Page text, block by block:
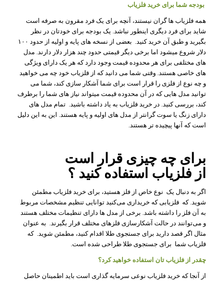
بودجه شما برای خرید فلزیاب
همه فلزیاب ها گران نیستند، آنچه برای یک فرد مقرون به صرفه است
شاید برای فرد دیگری اینطور نباشد. یک بودجه برای خودتان در نظر
بگیرید و طبق آن خرید کنید. بعضی از نسخه های پایه و اولیه از حدود ۱۰۰
دلار شروع میشود اما برخی دیگر قیمتی حدود چند هزار دلار دارند. مدل
های مختلفی برای هر محدوده قیمت وجود دارد که هر یک دارای ویژگی
های خاصی هستند. وقتی شما می دانید که از فلزیاب خود چه می خواهید
و چه نوع از فلزی را قرار است برای شما آشکار سازی کند، شما می
توانید مدل هایی که در آن محدوده قیمت میتواند نیاز های شما را برطرف
کند، بررسی کنید. در خرید فلزیاب به یاد داشته باشید. تمام مدل های
دارای زنگ یا سوت گرانتر از مدل های اولیه و پایه هستند. این به این دلیل
است که آنها پیچیده تر هستند.
برای چه چیزی قرار است
از فلزیاب استفاده کنید ؟
اگر به دنبال یک نوع خاص از فلز هستید، برای خرید فلزیاب مطمئن
شوید. که فلزیابی که خریداری می‌کنید توانایی تنظیم مشخصات مربوط
به آن فلز را داشته باشد. برخی از مدل ها دارای تنظیمات مختلف هستند
و می‌توانند در حالت آشکارسازی فلزهای مختلف قرار بگیرند. به عنوان
مثال اگر قصد دارید برای جستجوی طلا اقدام کنید، مطمئن شوید. که
فلزیاب شما برای جستجوی طلا طراحی شده است.
چقدر از فلزیاب تان استفاده خواهید کرد؟
از آنجا که خرید فلزیاب نوعی سرمایه گذاری است باید اطمینان حاصل